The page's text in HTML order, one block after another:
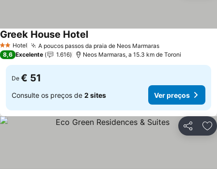
2 Estrelas
Hotel A poucos passos da praia de Neos Marmaras
Greek House Hotel
8,6 Excelente 1.616 Neos Marmaras, a 15.3 km de Toroni
De € 51
Consulte os preços de 2 sites Ver preços
Partilhar